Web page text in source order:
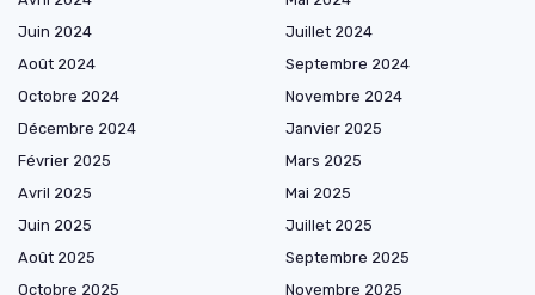
Juin 2024
Juillet 2024
Août 2024
Septembre 2024
Octobre 2024
Novembre 2024
Décembre 2024
Janvier 2025
Février 2025
Mars 2025
Avril 2025
Mai 2025
Juin 2025
Juillet 2025
Août 2025
Septembre 2025
Octobre 2025
Novembre 2025